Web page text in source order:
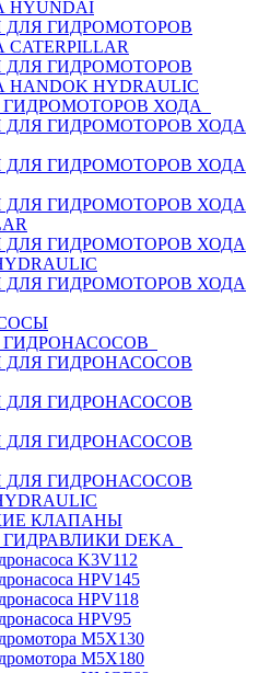
ДЛЯ ГИДРОМОТОРОВ
ДЛЯ ГИДРОМОТОРОВ
HYDRAULIC
ГИДРОМОТОРОВ ХОДА
ДЛЯ ГИДРОМОТОРОВ ХОДА
ДЛЯ ГИДРОМОТОРОВ ХОДА
ДЛЯ ГИДРОМОТОРОВ ХОДА
ДЛЯ ГИДРОМОТОРОВ ХОДА
ДЛЯ ГИДРОМОТОРОВ ХОДА
ГИДРОНАСОСОВ
ДЛЯ ГИДРОНАСОСОВ
ДЛЯ ГИДРОНАСОСОВ
ДЛЯ ГИДРОНАСОСОВ
ДЛЯ ГИДРОНАСОСОВ
КЛАПАНЫ
DEKA
K3V112
HPV145
HPV118
HPV95
M5X130
M5X180